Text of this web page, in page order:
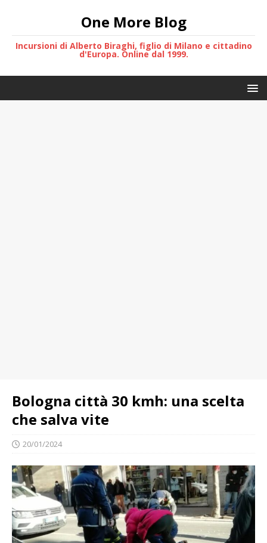
One More Blog
Incursioni di Alberto Biraghi, figlio di Milano e cittadino
d'Europa. Online dal 1999.
Bologna città 30 kmh: una scelta
che salva vite
20/01/2024